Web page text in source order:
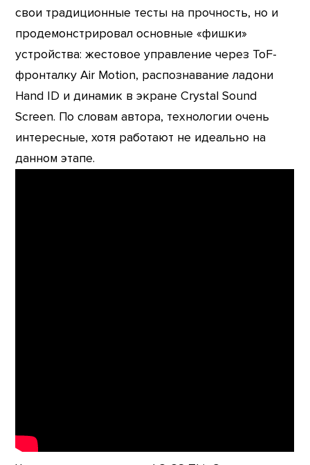
свои традиционные тесты на прочность, но и
продемонстрировал основные «фишки»
устройства: жестовое управление через ToF-
фронталку Air Motion, распознавание ладони
Hand ID и динамик в экране Crystal Sound
Screen. По словам автора, технологии очень
интересные, хотя работают не идеально на
данном этапе.